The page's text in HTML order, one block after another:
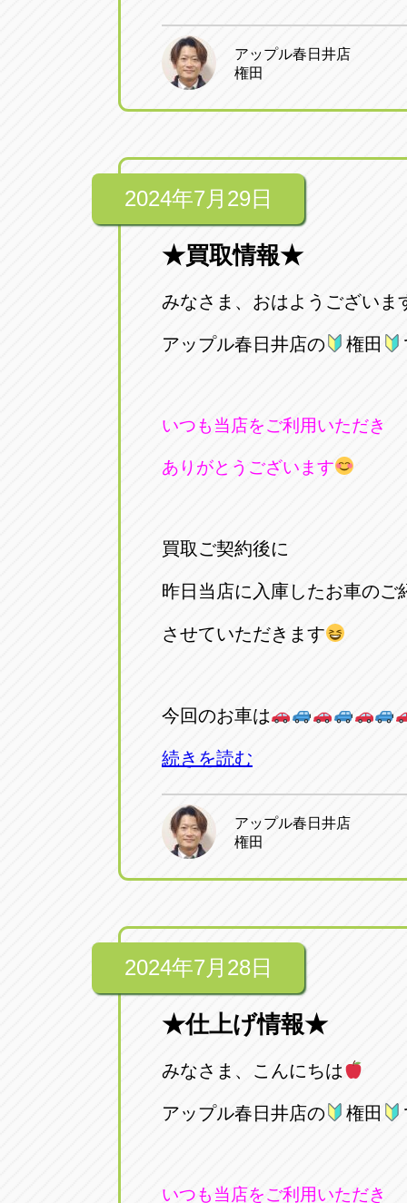
アップル春日井店
権田
2024年7月29日
★買取情報★
みなさま、おはようございま
アップル春日井店の 権田
いつも当店をご利用いただき
ありがとうございます
買取ご契約後に
昨日当店に入庫したお車のご
させていただきます
今回のお車は
続きを読む
アップル春日井店
権田
2024年7月28日
★仕上げ情報★
みなさま、こんにちは
アップル春日井店の 権田
いつも当店をご利用いただき